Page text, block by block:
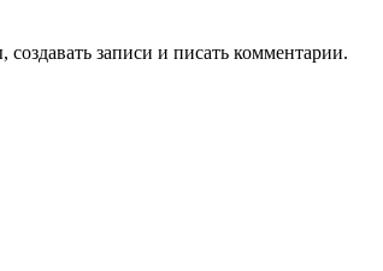
записи и писать комментарии.